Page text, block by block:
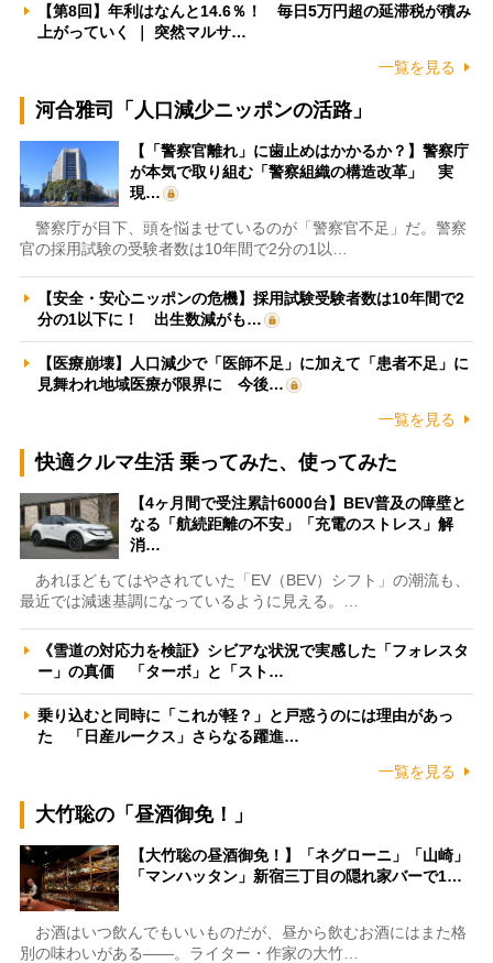
【第8回】年利はなんと14.6％！ 毎日5万円超の延滞税が積み
上がっていく ｜ 突然マルサ…
一覧を見る
河合雅司「人口減少ニッポンの活路」
【「警察官離れ」に歯止めはかかるか？】警察庁
が本気で取り組む「警察組織の構造改革」 実
現…
警察庁が目下、頭を悩ませているのが「警察官不足」だ。警察
官の採用試験の受験者数は10年間で2分の1以…
【安全・安心ニッポンの危機】採用試験受験者数は10年間で2
分の1以下に！ 出生数減がも…
【医療崩壊】人口減少で「医師不足」に加えて「患者不足」に
見舞われ地域医療が限界に 今後…
一覧を見る
快適クルマ生活 乗ってみた、使ってみた
【4ヶ月間で受注累計6000台】BEV普及の障壁と
なる「航続距離の不安」「充電のストレス」解
消…
あれほどもてはやされていた「EV（BEV）シフト」の潮流も、
最近では減速基調になっているように見える。…
《雪道の対応力を検証》シビアな状況で実感した「フォレスタ
ー」の真価 「ターボ」と「スト…
乗り込むと同時に「これが軽？」と戸惑うのには理由があっ
た 「日産ルークス」さらなる躍進…
一覧を見る
大竹聡の「昼酒御免！」
【大竹聡の昼酒御免！】「ネグローニ」「山崎」
「マンハッタン」新宿三丁目の隠れ家バーで1…
お酒はいつ飲んでもいいものだが、昼から飲むお酒にはまた格
別の味わいがある――。ライター・作家の大竹…